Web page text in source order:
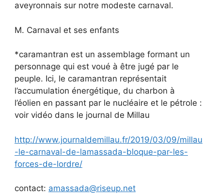
aveyronnais sur notre modeste carnaval.
M. Carnaval et ses enfants
*caramantran est un assemblage formant un
personnage qui est voué à être jugé par le
peuple. Ici, le caramantran représentait
l’accumulation énergétique, du charbon à
l’éolien en passant par le nucléaire et le pétrole :
voir vidéo dans le journal de Millau
http://www.journaldemillau.fr/2019/03/09/millau
-le-carnaval-de-lamassada-bloque-par-les-
forces-de-lordre/
contact: amassada@riseup.net